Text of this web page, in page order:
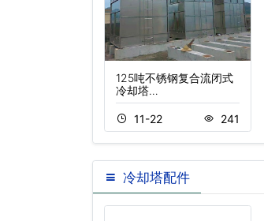
125吨不锈钢复合流闭式
冷却塔…
11-22 241
冷却塔配件